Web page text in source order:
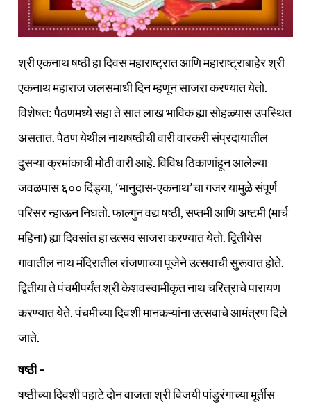
श्री एकनाथ षष्ठी हा दिवस महाराष्ट्रात आणि महाराष्ट्राबाहेर श्री
एकनाथ महाराज जलसमाधी दिन म्हणून साजरा करण्यात येतो.
विशेषत: पैठणमध्ये सहा ते सात लाख भाविक ह्या सोहळ्यास उपस्थित
असतात. पैठण येथील नाथषष्ठीची वारी वारकरी संप्रदायातील
दुसऱ्या क्रमांकाची मोठी वारी आहे. विविध ठिकाणांहून आलेल्या
जवळपास ६०० दिंड्या, ‘भानुदास-एकनाथ’चा गजर यामुळे संपूर्ण
परिसर न्हाऊन निघतो. फाल्गुन वद्य षष्ठी, सप्तमी आणि अष्टमी (मार्च
महिना) ह्या दिवसांत हा उत्सव साजरा करण्यात येतो. द्वितीयेस
गावातील नाथ मंदिरातील रांजणाच्या पूजेने उत्सवाची सुरूवात होते.
द्वितीया ते पंचमीपर्यंत श्री केशवस्वामीकृत नाथ चरित्राचे पारायण
करण्यात येते. पंचमीच्या दिवशी मानकऱ्यांना उत्सवाचे आमंत्रण दिले
जाते.
षष्ठी –
षष्ठीच्या दिवशी पहाटे दोन वाजता श्री विजयी पांडुरंगाच्या मूर्तीस